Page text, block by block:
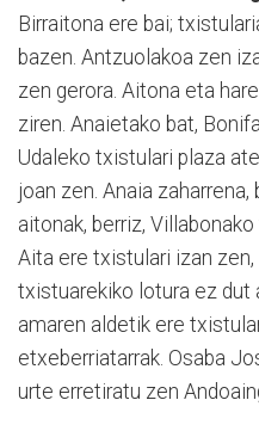
Birraitona ere bai;
bazen. Antzuolakoa zen
zen gerora. Aitona eta
ziren. Anaietako bat,
Udaleko txistulari plaza
joan zen. Anaia
aitonak, berriz,
Aita ere txistulari izan zen,
txistuarekiko lotura ez dut
amaren aldetik ere
etxeberriatarrak. Osaba
urte erretiratu zen